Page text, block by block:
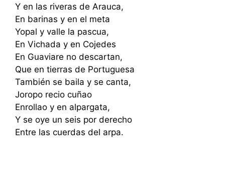
Y en las riveras de Arauca,
En barinas y en el meta
Yopal y valle la pascua,
En Vichada y en Cojedes
En Guaviare no descartan,
Que en tierras de Portuguesa
También se baila y se canta,
Joropo recio cuñao
Enrollao y en alpargata,
Y se oye un seis por derecho
Entre las cuerdas del arpa.